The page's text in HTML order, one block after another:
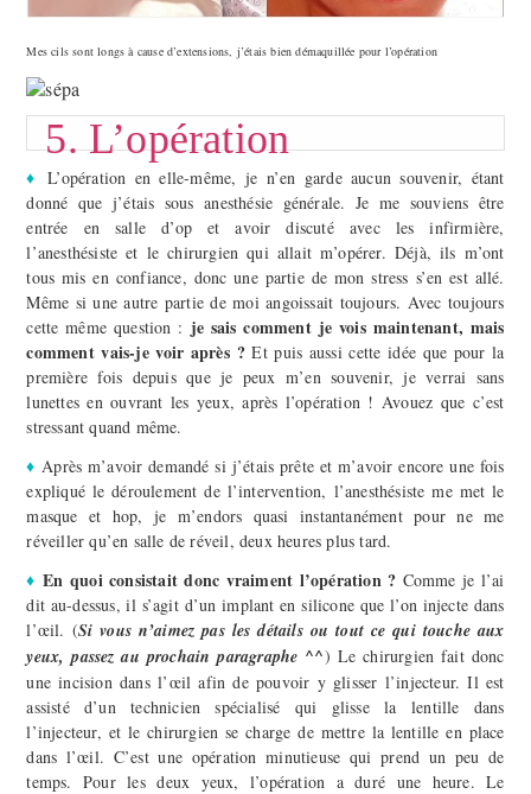
Mes cils sont longs à cause d’extensions, j’étais bien démaquillée pour l’opération
5. L’opération
♦ L’opération en elle-même, je n’en garde aucun souvenir, étant
donné que j’étais sous anesthésie générale. Je me souviens être
entrée en salle d’op et avoir discuté avec les infirmière,
l’anesthésiste et le chirurgien qui allait m’opérer. Déjà, ils m’ont
tous mis en confiance, donc une partie de mon stress s’en est allé.
Même si une autre partie de moi angoissait toujours. Avec toujours
cette même question : je sais comment je vois maintenant, mais
comment vais-je voir après ?Et puis aussi cette idée que pour la
première fois depuis que je peux m’en souvenir, je verrai sans
lunettes en ouvrant les yeux, après l’opération ! Avouez que c’est
stressant quand même.
♦ Après m’avoir demandé si j’étais prête et m’avoir encore une fois
expliqué le déroulement de l’intervention, l’anesthésiste me met le
masque et hop, je m’endors quasi instantanément pour ne me
réveiller qu’en salle de réveil, deux heures plus tard.
♦ En quoi consistait donc vraiment l’opération ? Comme je l’ai
dit au-dessus, il s’agit d’un implant en silicone que l’on injecte dans
l’œil. (Si vous n’aimez pas les détails ou tout ce qui touche aux
yeux, passez au prochain paragraphe ^^) Le chirurgien fait donc
une incision dans l’œil afin de pouvoir y glisser l’injecteur. Il est
assisté d’un technicien spécialisé qui glisse la lentille dans
l’injecteur, et le chirurgien se charge de mettre la lentille en place
dans l’œil. C’est une opération minutieuse qui prend un peu de
temps. Pour les deux yeux, l’opération a duré une heure. Le